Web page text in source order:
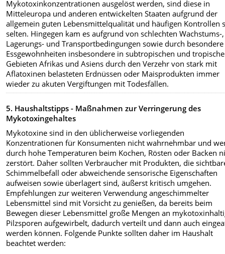
Mykotoxinkonzentrationen ausgelöst werden, sind diese in
Mitteleuropa und anderen entwickelten Staaten aufgrund der
allgemein guten Lebensmittelqualität und häufigen Kontrollen
selten. Hingegen kam es aufgrund von schlechten Wachstums-,
Lagerungs- und Transportbedingungen sowie durch besondere
Essgewohnheiten insbesondere in subtropischen und
Gebieten Afrikas und Asiens durch den Verzehr von stark mit
Aflatoxinen belasteten Erdnüssen oder Maisprodukten immer
wieder zu akuten Vergiftungen mit Todesfällen.
5. Haushaltstipps - Maßnahmen zur Verringerung des
Mykotoxingehaltes
Mykotoxine sind in den üblicherweise vorliegenden
Konzentrationen für Konsumenten nicht wahrnehmbar und
durch hohe Temperaturen beim Kochen, Rösten oder Backen
zerstört. Daher sollten Verbraucher mit Produkten, die
Schimmelbefall oder abweichende sensorische Eigenschaften
aufweisen sowie überlagert sind, äußerst kritisch umgehen.
Empfehlungen zur weiteren Verwendung angeschimmelter
Lebensmittel sind mit Vorsicht zu genießen, da bereits beim
Bewegen dieser Lebensmittel große Mengen an
Pilzsporen aufgewirbelt, dadurch verteilt und dann auch
werden können. Folgende Punkte sollten daher im Haushalt
beachtet werden: